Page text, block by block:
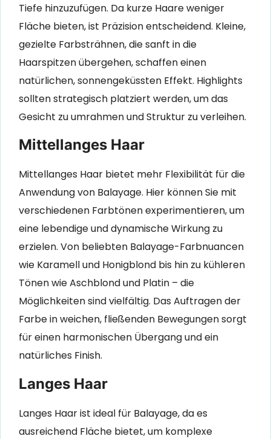
Tiefe hinzuzufügen. Da kurze Haare weniger
Fläche bieten, ist Präzision entscheidend. Kleine,
gezielte Farbsträhnen, die sanft in die
Haarspitzen übergehen, schaffen einen
natürlichen, sonnengeküssten Effekt. Highlights
sollten strategisch platziert werden, um das
Gesicht zu umrahmen und Struktur zu verleihen.
Mittellanges Haar
Mittellanges Haar bietet mehr Flexibilität für die
Anwendung von Balayage. Hier können Sie mit
verschiedenen Farbtönen experimentieren, um
eine lebendige und dynamische Wirkung zu
erzielen. Von beliebten Balayage-Farbnuancen
wie Karamell und Honigblond bis hin zu kühleren
Tönen wie Aschblond und Platin – die
Möglichkeiten sind vielfältig. Das Auftragen der
Farbe in weichen, fließenden Bewegungen sorgt
für einen harmonischen Übergang und ein
natürliches Finish.
Langes Haar
Langes Haar ist ideal für Balayage, da es
ausreichend Fläche bietet, um komplexe